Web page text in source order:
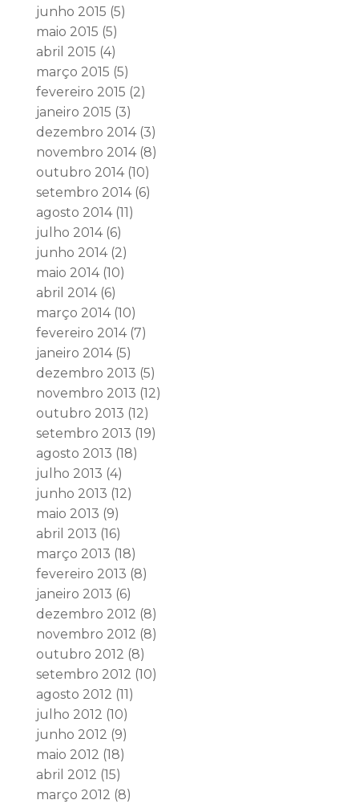
junho 2015 (5)
maio 2015 (5)
abril 2015 (4)
março 2015 (5)
fevereiro 2015 (2)
janeiro 2015 (3)
dezembro 2014(3)
novembro 2014(8)
outubro 2014(10)
setembro 2014(6)
agosto 2014(11)
julho 2014(6)
junho 2014(2)
maio 2014(10)
abril 2014(6)
março 2014(10)
fevereiro 2014(7)
janeiro 2014(5)
dezembro 2013 (5)
novembro 2013 (12)
outubro 2013 (12)
setembro 2013 (19)
agosto 2013 (18)
julho 2013 (4)
junho 2013 (12)
maio 2013 (9)
abril 2013 (16)
março 2013 (18)
fevereiro 2013 (8)
janeiro 2013 (6)
dezembro 2012 (8)
novembro 2012 (8)
outubro 2012 (8)
setembro 2012 (10)
agosto 2012 (11)
julho 2012 (10)
junho 2012 (9)
maio 2012 (18)
abril 2012 (15)
março 2012 (8)